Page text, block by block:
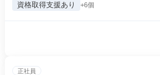
資格取得支援あり +6個
正社員